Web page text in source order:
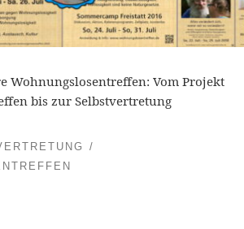
Wohnungslosentreffen: Vom Projekt
bis zur Selbstvertretung